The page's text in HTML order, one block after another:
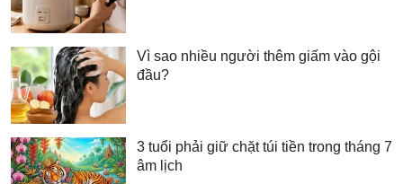
Vì sao nhiều người thêm giấm vào gội
đầu?
3 tuổi phải giữ chặt túi tiền trong tháng 7
âm lịch